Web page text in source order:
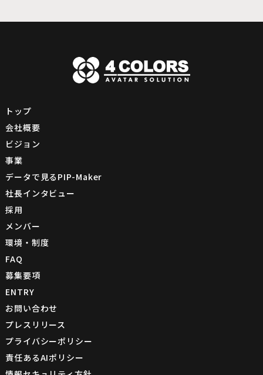
トップ
会社概要
ビジョン
事業
データで見るPIP-Maker
社長インタビュー
採用
メンバー
環境・制度
FAQ
募集要項
ENTRY
お問い合わせ
プレスリリース
プライバシーポリシー
責任あるAIポリシー